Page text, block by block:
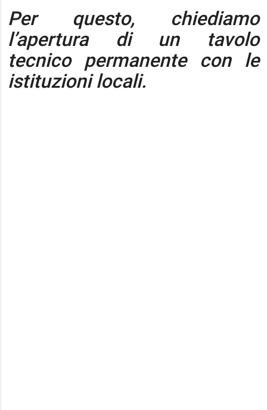
Per questo, chiediamo
l’apertura di un tavolo
tecnico permanente con le
istituzioni locali.